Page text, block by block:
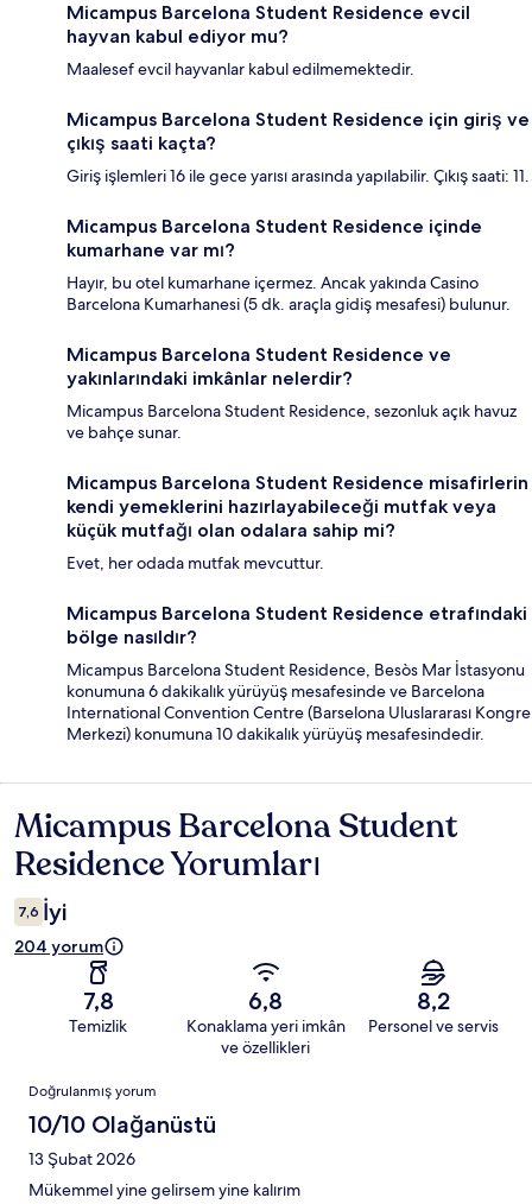
Micampus Barcelona Student Residence evcil
hayvan kabul ediyor mu?
Maalesef evcil hayvanlar kabul edilmemektedir.
Micampus Barcelona Student Residence için giriş ve
çıkış saati kaçta?
Giriş işlemleri 16 ile gece yarısı arasında yapılabilir. Çıkış saati: 11.
Micampus Barcelona Student Residence içinde
kumarhane var mı?
Hayır, bu otel kumarhane içermez. Ancak yakında Casino
Barcelona Kumarhanesi (5 dk. araçla gidiş mesafesi) bulunur.
Micampus Barcelona Student Residence ve
yakınlarındaki imkânlar nelerdir?
Micampus Barcelona Student Residence, sezonluk açık havuz
ve bahçe sunar.
Micampus Barcelona Student Residence misafirlerin
kendi yemeklerini hazırlayabileceği mutfak veya
küçük mutfağı olan odalara sahip mi?
Evet, her odada mutfak mevcuttur.
Micampus Barcelona Student Residence etrafındaki
bölge nasıldır?
Micampus Barcelona Student Residence, Besòs Mar İstasyonu
konumuna 6 dakikalık yürüyüş mesafesinde ve Barcelona
International Convention Centre (Barselona Uluslararası Kongre
Merkezi) konumuna 10 dakikalık yürüyüş mesafesindedir.
Yorumlar
Micampus Barcelona Student
Residence Yorumları
7,6 İyi
204 yorum
7,8
Temizlik
6,8
Konaklama yeri imkân
ve özellikleri
8,2
Personel ve servis
Yorumlar
Doğrulanmış yorum
10/10 Olağanüstü
13 Şubat 2026
Mükemmel yine gelirsem yine kalırım